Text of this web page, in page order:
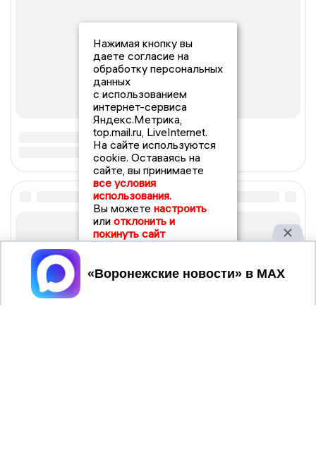
Нажимая кнопку вы
даете согласие на
обработку персональных
данных
с использованием
интернет-сервиса
Яндекс.Метрика,
top.mail.ru, LiveInternet.
На сайте используются
cookie. Оставаясь на
сайте, вы принимаете
все условия
использования.
Вы можете настроить
или отклонить и
покинуть сайт
Принять